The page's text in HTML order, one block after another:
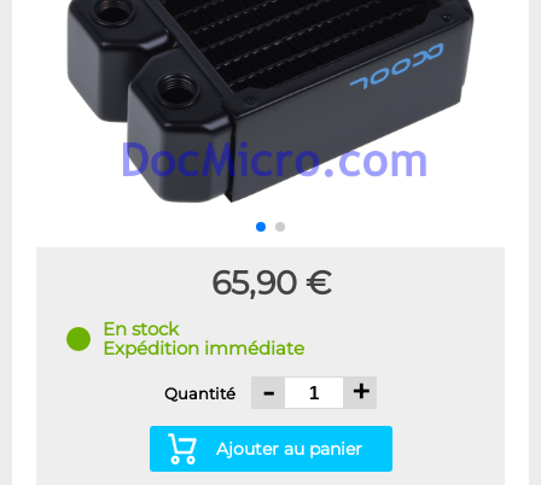
65,90 €
En stock
Expédition immédiate
Quantité - +
Ajouter au panier